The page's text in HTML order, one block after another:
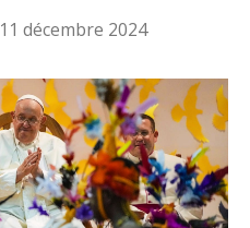
11 décembre 2024